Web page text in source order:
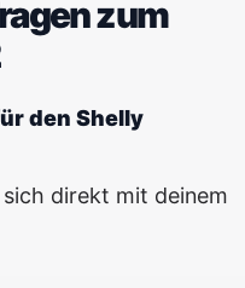
zum
den Shelly
direkt mit deinem